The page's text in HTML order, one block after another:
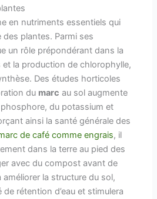
en nutriments essentiels qui
plantes. Parmi ses
un rôle prépondérant dans la
la production de chlorophylle,
Des études horticoles
du marc au sol augmente
du potassium et
ainsi la santé générale des
de café comme engrais, il
dans la terre au pied des
avec du compost avant de
améliorer la structure du sol,
rétention d’eau et stimulera